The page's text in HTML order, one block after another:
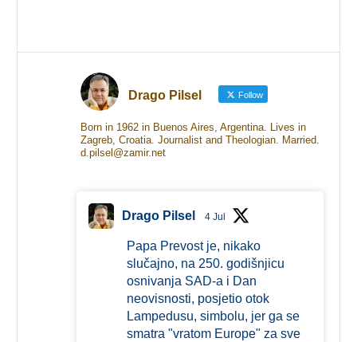
Drago Pilsel Follow
Born in 1962 in Buenos Aires, Argentina. Lives in
Zagreb, Croatia. Journalist and Theologian. Married.
d.pilsel@zamir.net
Drago Pilsel 4 Jul
Papa Prevost je, nikako
slučajno, na 250. godišnjicu
osnivanja SAD-a i Dan
neovisnosti, posjetio otok
Lampedusu, simbolu, jer ga se
smatra "vratom Europe" za sve